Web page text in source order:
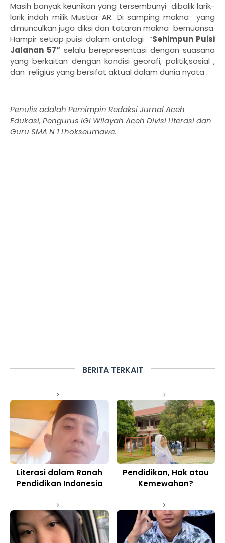
Masih banyak keunikan yang tersembunyi dibalik larik-
larik indah milik Mustiar AR. Di samping makna yang
dimunculkan juga diksi dan tataran makna bernuansa.
Hampir setiap puisi dalam antologi “Sehimpun Puisi
Jalanan 57” selalu berepresentasi dengan suasana
yang berkaitan dengan kondisi georafi, politik,sosial ,
dan religius yang bersifat aktual dalam dunia nyata .
Penulis adalah Pemimpin Redaksi Jurnal Aceh
Edukasi, Pengurus IGI Wilayah Aceh Divisi Literasi dan
Guru SMA N 1 Lhokseumawe.
BERITA TERKAIT
Literasi dalam Ranah
Pendidikan Indonesia
Pendidikan, Hak atau
Kemewahan?